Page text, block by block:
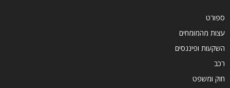
ספורט
עצות מהמומחים
השקעות ופיננסים
רכב
חוק ומשפט